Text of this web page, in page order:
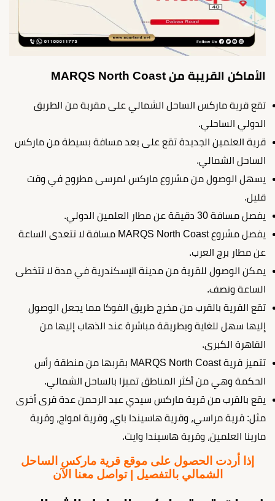
الأماكن القريبة من MARQS North Coast
تقع قرية ماركس الساحل الشمالي على مقربة من الطريق
الدولي الساحلي.
قرية العلمين الجديدة تقع على بعد مسافة بسيطة من ماركس
الساحل الشمالي.
يسهل الوصول من مشروع ماركس لمرسى مطروح في وقت
قليل.
يفصل مسافة 30 دقيقة عن مطار العلمين الدولي.
يفصل مشروع MARQS North Coast مسافة لا تتعدى الساعة
عن مطار برج العرب.
يمكن الوصول للقرية من مدينة الإسكندرية في مدة لا تتخطى
الساعة ونصف.
تقع القرية بالقرب من مخرج طريق الفوكا مما يجعل الوصول
إليها سهل للغاية وبطريقة مباشرة عند الذهاب إليها من
القاهرة الكبرى.
تتميز قرية MARQS North Coast بقربها من منطقة رأس
الحكمة وهي من أكثر المناطق تميزا بالساحل الشمالي.
يقع بالقرب من قرية ماركس سيدي عبد الرحمن عدة قرى أخرى
مثل: قرية مراسي، وقرية هاسيندا باي، وقرية امواج، وقرية
مارينا العلمين، وقرية هاسيندا وايت.
إذا أردت الحصول على موقع قرية ماركس الساحل
الشمالي بالتفصيل | تواصل معنا الآن